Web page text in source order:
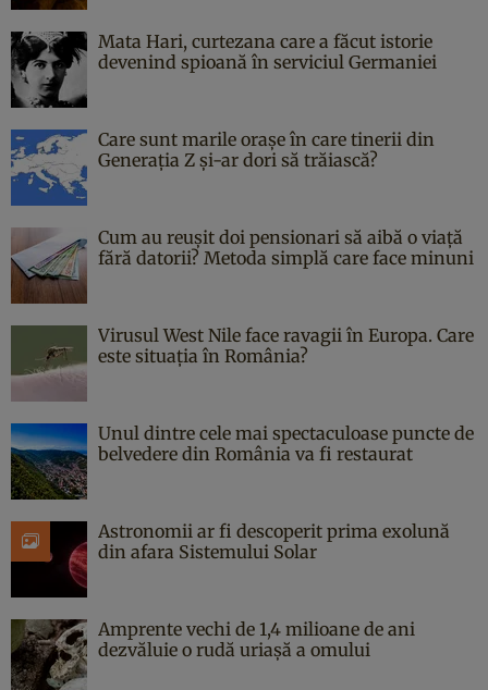
Mata Hari, curtezana care a făcut istorie
devenind spioană în serviciul Germaniei
Care sunt marile orașe în care tinerii din
Generația Z și-ar dori să trăiască?
Cum au reușit doi pensionari să aibă o viață
fără datorii? Metoda simplă care face minuni
Virusul West Nile face ravagii în Europa. Care
este situația în România?
Unul dintre cele mai spectaculoase puncte de
belvedere din România va fi restaurat
Astronomii ar fi descoperit prima exolună
din afara Sistemului Solar
Amprente vechi de 1,4 milioane de ani
dezvăluie o rudă uriașă a omului